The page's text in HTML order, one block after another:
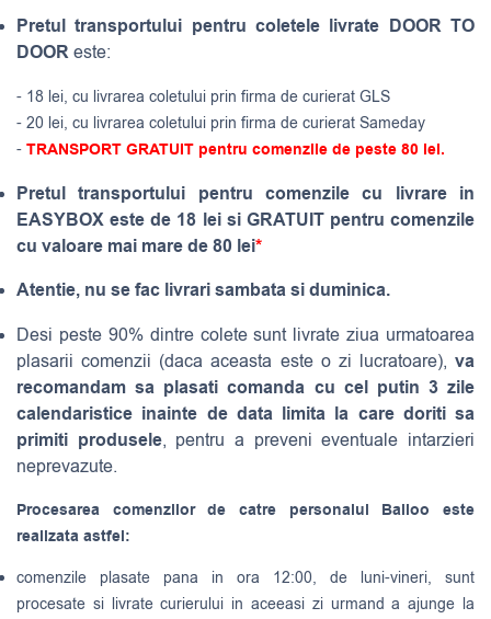
Pretul transportului pentru coletele livrate DOOR TO
DOOReste:
- 18 lei, cu livrarea coletului prin firma de curierat GLS
- 20 lei, cu livrarea coletului prin firma de curierat Sameday
- TRANSPORT GRATUIT pentru comenzile de peste 80 lei.
Pretul transportului pentru comenzile cu livrare in
EASYBOX este de 18 lei si GRATUIT pentru comenzile
cu valoare mai mare de 80 lei*
Atentie, nu se fac livrari sambata si duminica.
Desi peste 90% dintre colete sunt livrate ziua urmatoarea
plasarii comenzii (daca aceasta este o zi lucratoare), va
recomandam sa plasati comanda cu cel putin 3 zile
calendaristice inainte de data limita la care doriti sa
primiti produsele, pentru a preveni eventuale intarzieri
neprevazute.
Procesarea comenzilor de catre personalul Balloo este
realizata astfel:
comenzile plasate pana in ora 12:00, de luni-vineri, sunt
procesate si livrate curierului in aceeasi zi urmand a ajunge la